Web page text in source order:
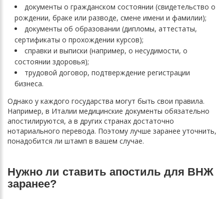
документы о гражданском состоянии (свидетельство о
рождении, браке или разводе, смене имени и фамилии);
документы об образовании (дипломы, аттестаты,
сертификаты о прохождении курсов);
справки и выписки (например, о несудимости, о
состоянии здоровья);
трудовой договор, подтверждение регистрации
бизнеса.
Однако у каждого государства могут быть свои правила.
Например, в Италии медицинские документы обязательно
апостилируются, а в других странах достаточно
нотариального перевода. Поэтому лучше заранее уточнить,
понадобится ли штамп в вашем случае.
Нужно ли ставить апостиль для ВНЖ
заранее?